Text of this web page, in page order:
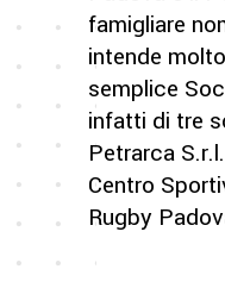
famigliare
intende
semplice
infatti di tre
Petrarca
Centro
Rugby